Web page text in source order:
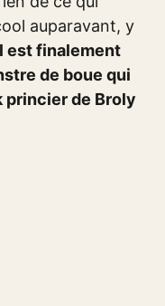
auparavant, y
est finalement
de boue qui
princier de Broly